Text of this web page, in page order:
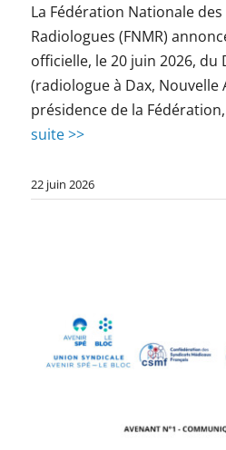
La Fédération Nationale
Radiologues (FNMR)
officielle, le 20 juin 2026, du
(radiologue à Dax, Nouvelle
présidence de la Fédération,
suite >>
22 juin 2026